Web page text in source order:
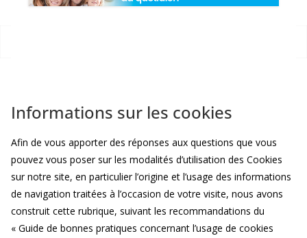
Informations sur les cookies
Afin de vous apporter des réponses aux questions que vous
pouvez vous poser sur les modalités d’utilisation des Cookies
sur notre site, en particulier l’origine et l’usage des informations
de navigation traitées à l’occasion de votre visite, nous avons
construit cette rubrique, suivant les recommandations du
« Guide de bonnes pratiques concernant l’usage de cookies